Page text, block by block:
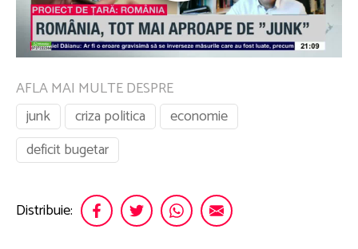
AFLA MAI MULTE DESPRE
junk
criza politica
economie
deficit bugetar
Distribuie: